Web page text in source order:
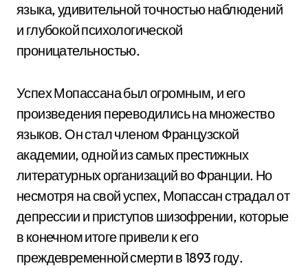
языка, удивительной точностью наблюдений
и глубокой психологической
проницательностью.
Успех Мопассана был огромным, и его
произведения переводились на множество
языков. Он стал членом Французской
академии, одной из самых престижных
литературных организаций во Франции. Но
несмотря на свой успех, Мопассан страдал от
депрессии и приступов шизофрении, которые
в конечном итоге привели к его
преждевременной смерти в 1893 году.